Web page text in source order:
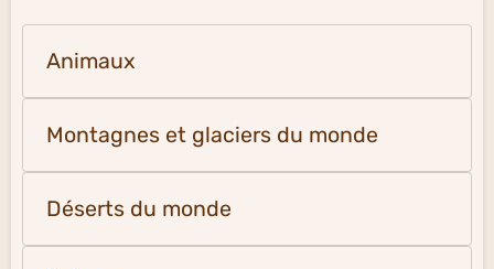
Animaux
Montagnes et glaciers du monde
Déserts du monde